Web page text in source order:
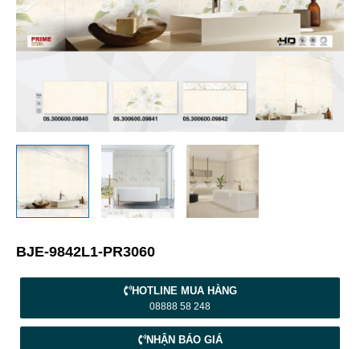
BJE-9842L1-PR3060
HOTLINE MUA HÀNG
08888 58 248
NHẬN BÁO GIÁ